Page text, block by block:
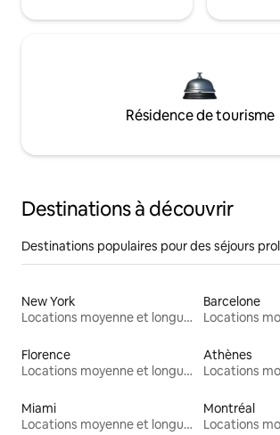
Résidence de tourisme
Destinations à découvrir
Destinations populaires pour des séjours
New York
Locations moyenne et longue durée
Barcelone
Florence
Locations moyenne et longue durée
Athènes
Miami
Locations moyenne et longue durée
Montréal